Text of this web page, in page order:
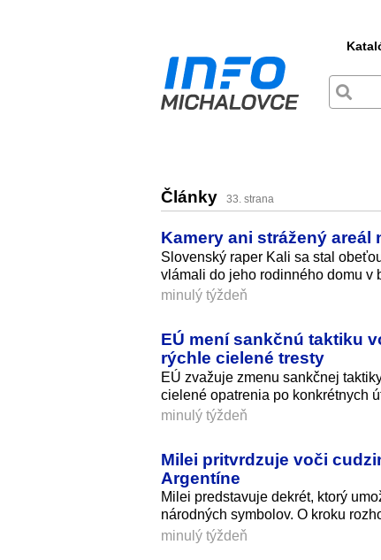
Články 33. strana
Kamery ani strážený
Slovenský raper Kali sa stal
vlámali do jeho rodinného domu v
minulý týždeň
EÚ mení sankčnú taktiku
rýchle cielené tresty
EÚ zvažuje zmenu sankčnej
cielené opatrenia po konkrétnych
minulý týždeň
Milei pritvrdzuje voči
Argentíne
Milei predstavuje dekrét, ktorý
národných symbolov. O kroku
minulý týždeň